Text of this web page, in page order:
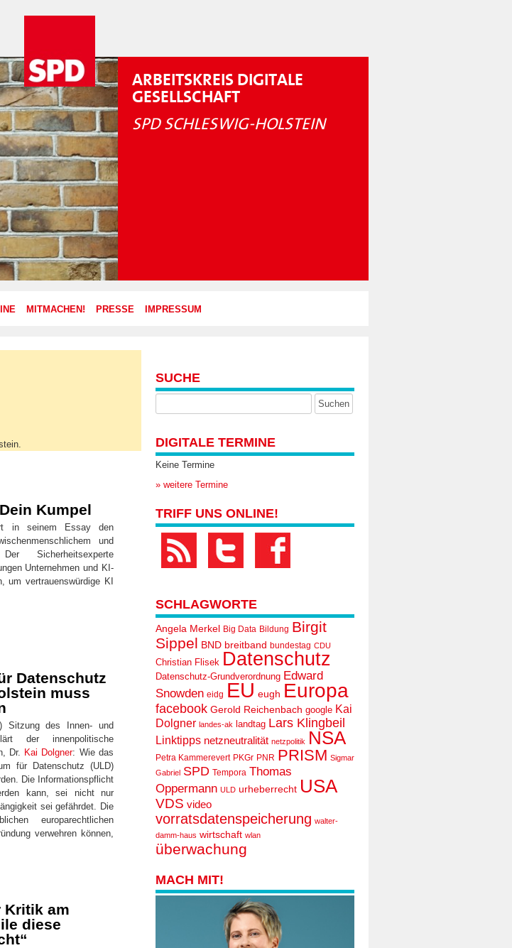
ARBEITSKREIS DIGITALE
GESELLSCHAFT
SPD SCHLESWIG-HOLSTEIN
MITMACHEN! PRESSE IMPRESSUM
Kumpel
in seinem Essay den
und
Sicherheitsexperte
Unternehmen und KI-
um vertrauenswürdige KI
Datenschutz
muss
Sitzung des Innen- und
der innenpolitische
Dr. Kai Dolgner: Wie das
für Datenschutz (ULD)
Die Informationspflicht
kann, sei nicht nur
sei gefährdet. Die
europarechtlichen
verwehren können,
Kritik am
diese
SUCHE
DIGITALE TERMINE
Keine Termine
» weitere Termine
TRIFF UNS ONLINE!
SCHLAGWORTE
Angela Merkel Big Data Bildung Birgit
Sippel BND breitband bundestag CDU
Christian Flisek Datenschutz
Datenschutz-Grundverordnung Edward
Snowden eidg EU eugh Europa
facebook Gerold Reichenbach google Kai
Dolgner landes-ak landtag Lars Klingbeil
Linktipps netzneutralität netzpolitik NSA
Petra Kammerevert PKGr PNR PRISM Sigmar
Gabriel SPD Tempora Thomas
Oppermann ULD urheberrecht USA
VDS video
vorratsdatenspeicherung walter-
damm-haus wirtschaft wlan
überwachung
MACH MIT!